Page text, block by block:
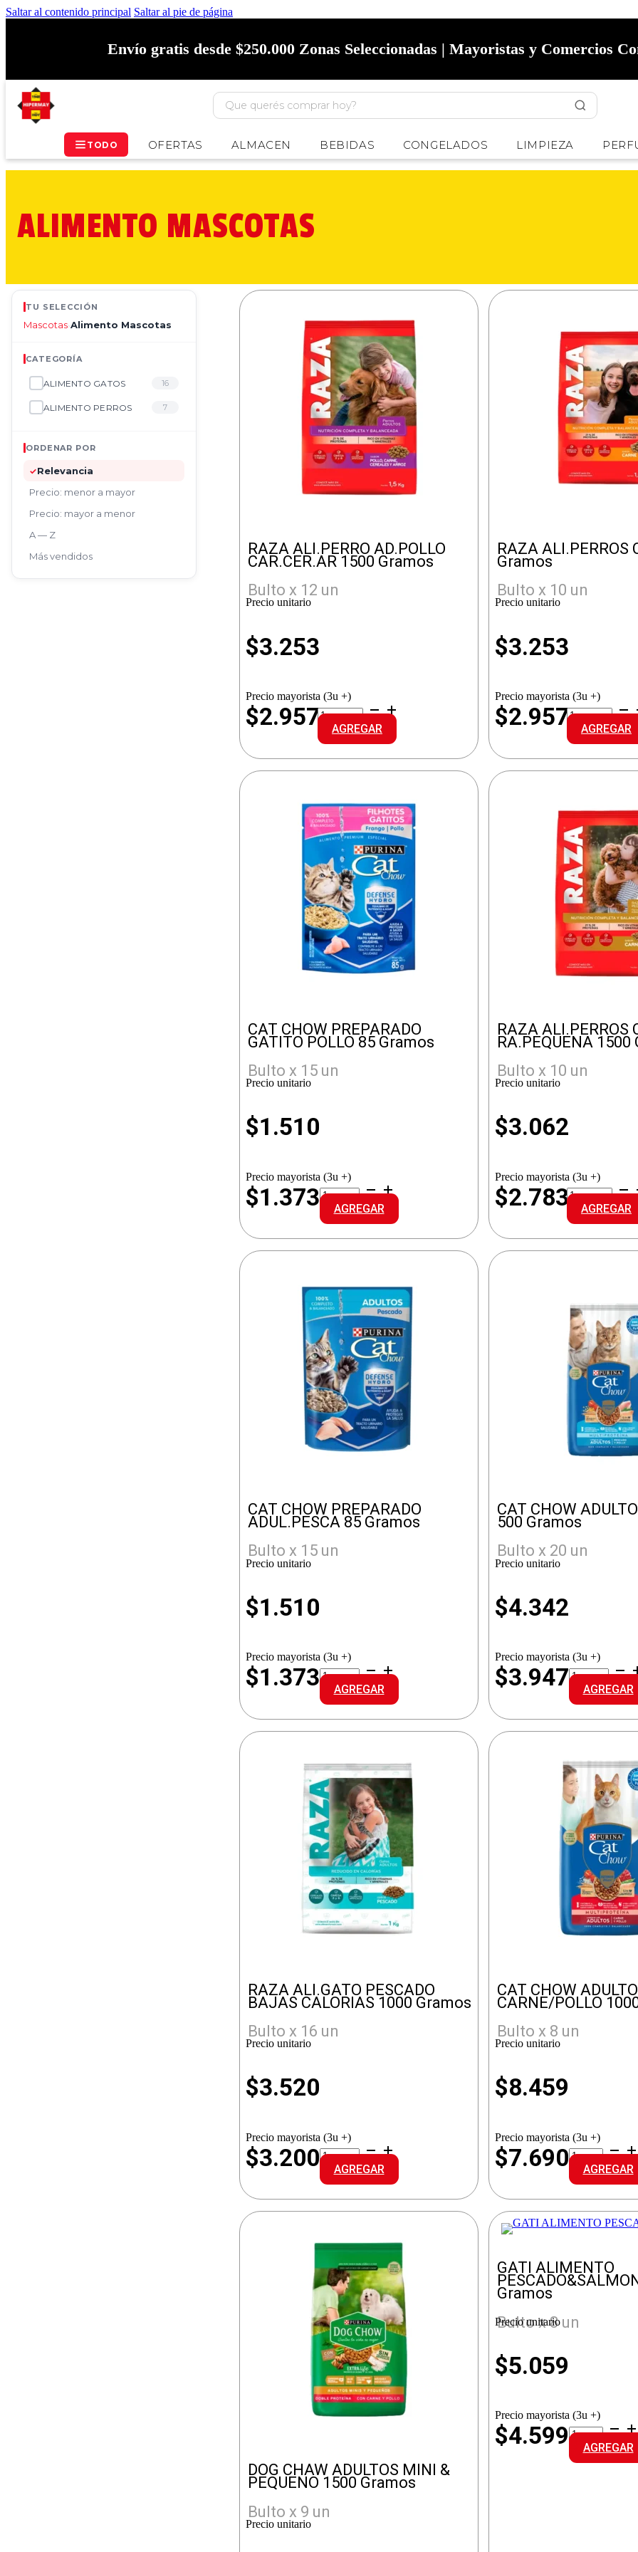
Saltar al contenido principal Saltar al pie de página
Envío gratis desde $250.000 Zonas Seleccionadas | Mayoristas y Comercios
TODO OFERTAS ALMACEN BEBIDAS CONGELADOS LIMPIEZA
ALIMENTO MASCOTAS
TU SELECCIÓN
Mascotas›Alimento Mascotas
CATEGORÍA
ALIMENTO GATOS 16
ALIMENTO PERROS 7
ORDENAR POR
✓Relevancia
Precio: menor a mayor
Precio: mayor a menor
A — Z
Más vendidos
RAZA ALI.PERRO AD.POLLO
CAR.CER.AR 1500 Gramos
Bulto x 12 un
Precio unitario
$3.253
Precio mayorista (3u +)
$2.957RAZA
ALI.PERRO
AD.POLLO
CAR.CER.AR
cantidad
AGREGAR
RAZA ALI.PERROS
Gramos
Bulto x 10 un
Precio unitario
$3.253
Precio mayorista (3u +)
$2.957RAZA
ALI.PERROS
CARNE
cantidad
AGREGAR
CAT CHOW PREPARADO
GATITO POLLO 85 Gramos
Bulto x 15 un
Precio unitario
$1.510
Precio mayorista (3u +)
$1.373CAT
CHOW
PREPARADO
GATITO
POLLO
cantidad
AGREGAR
RAZA ALI.PERROS
RA.PEQUENA 1500
Bulto x 10 un
Precio unitario
$3.062
Precio mayorista (3u +)
$2.783RAZA
ALI.PERROS
CARNE
cantidad
AGREGAR
CAT CHOW PREPARADO
ADUL.PESCA 85 Gramos
Bulto x 15 un
Precio unitario
$1.510
Precio mayorista (3u +)
$1.373CAT
CHOW
PREPARADO
ADUL.PESCA
cantidad
AGREGAR
CAT CHOW
500 Gramos
Bulto x 20 un
Precio unitario
$4.342
Precio mayorista (3u +)
$3.947CAT
CHOW
ADULTOS
PESCADO
cantidad
AGREGAR
RAZA ALI.GATO PESCADO
BAJAS CALORIAS 1000 Gramos
Bulto x 16 un
Precio unitario
$3.520
Precio mayorista (3u +)
$3.200RAZA
ALI.GATO
PESCADO
BAJAS
CALORIAS
cantidad
AGREGAR
CAT CHOW
CARNE/POLLO
Bulto x 8 un
Precio unitario
$8.459
Precio mayorista (3u +)
$7.690CAT
CHOW
ADULTOS
CARNE/
cantidad
AGREGAR
DOG CHAW ADULTOS MINI &
PEQUENO 1500 Gramos
Bulto x 9 un
Precio unitario
GATI ALIMENTO
Gramos
Bulto x 8 un
Precio unitario
$5.059
Precio mayorista (3u +)
$4.599GATI
ALIMENTO
cantidad
AGREGAR